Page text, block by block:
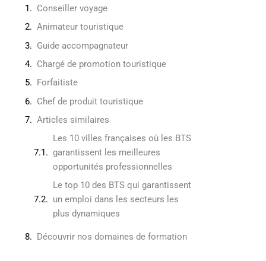
Conseiller voyage
Animateur touristique
Guide accompagnateur
Chargé de promotion touristique
Forfaitiste
Chef de produit touristique
Articles similaires
Les 10 villes françaises où les BTS
garantissent les meilleures
opportunités professionnelles
Le top 10 des BTS qui garantissent
un emploi dans les secteurs les
plus dynamiques
Découvrir nos domaines de formation